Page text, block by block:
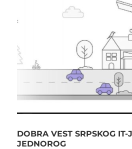
DOBRA VEST SRPSKOG IT-
JEDNOROG